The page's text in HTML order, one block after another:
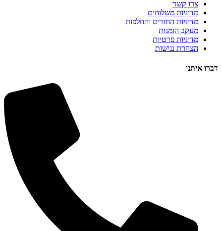
צרו קשר
מדיניות משלוחים
מדיניות החזרים והחלפות
מעקב הזמנות
מדיניות פרטיות
הצהרת נגישות
דברו איתנו